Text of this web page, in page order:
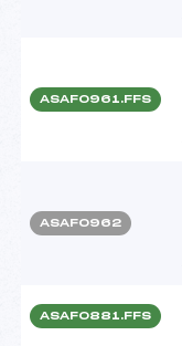
ASAF0961.FFS
ASAF0962
ASAF0881.FFS